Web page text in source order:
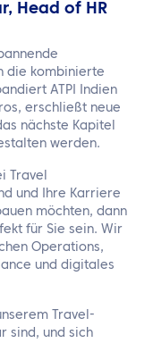
Head of HR
die kombinierte
ATPI Indien
erschließt neue
nächste Kapitel
werden.
Travel
und Ihre Karriere
möchten, dann
für Sie sein. Wir
Operations,
und digitales
Travel-
sind, und sich